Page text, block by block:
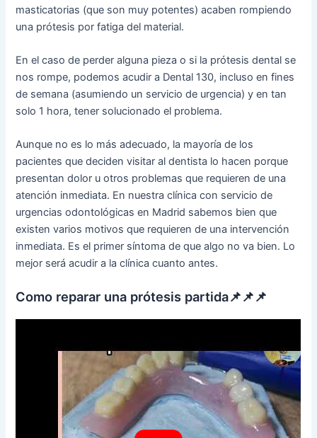
masticatorias (que son muy potentes) acaben rompiendo
una prótesis por fatiga del material.
En el caso de perder alguna pieza o si la prótesis dental se
nos rompe, podemos acudir a Dental 130, incluso en fines
de semana (asumiendo un servicio de urgencia) y en tan
solo 1 hora, tener solucionado el problema.
Aunque no es lo más adecuado, la mayoría de los
pacientes que deciden visitar al dentista lo hacen porque
presentan dolor u otros problemas que requieren de una
atención inmediata. En nuestra clínica con servicio de
urgencias odontológicas en Madrid sabemos bien que
existen varios motivos que requieren de una intervención
inmediata. Es el primer síntoma de que algo no va bien. Lo
mejor será acudir a la clínica cuanto antes.
Como reparar una prótesis partida📌📌📌